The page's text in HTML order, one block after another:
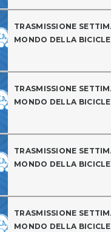
TRASMISSIONE
MONDO DELLA
TRASMISSIONE
MONDO DELLA
TRASMISSIONE
MONDO DELLA
TRASMISSIONE
MONDO DELLA